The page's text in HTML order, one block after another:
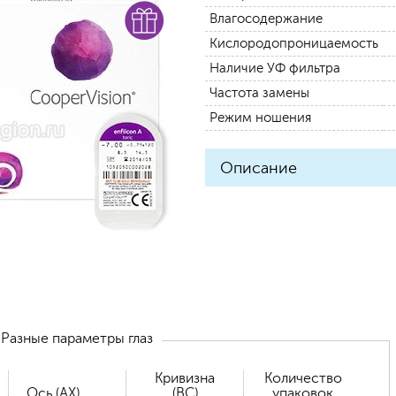
Влагосодержание
Кислородопроницаемость
Наличие УФ фильтра
Частота замены
Режим ношения
Описание
параметры глаз
Кривизна
Количество